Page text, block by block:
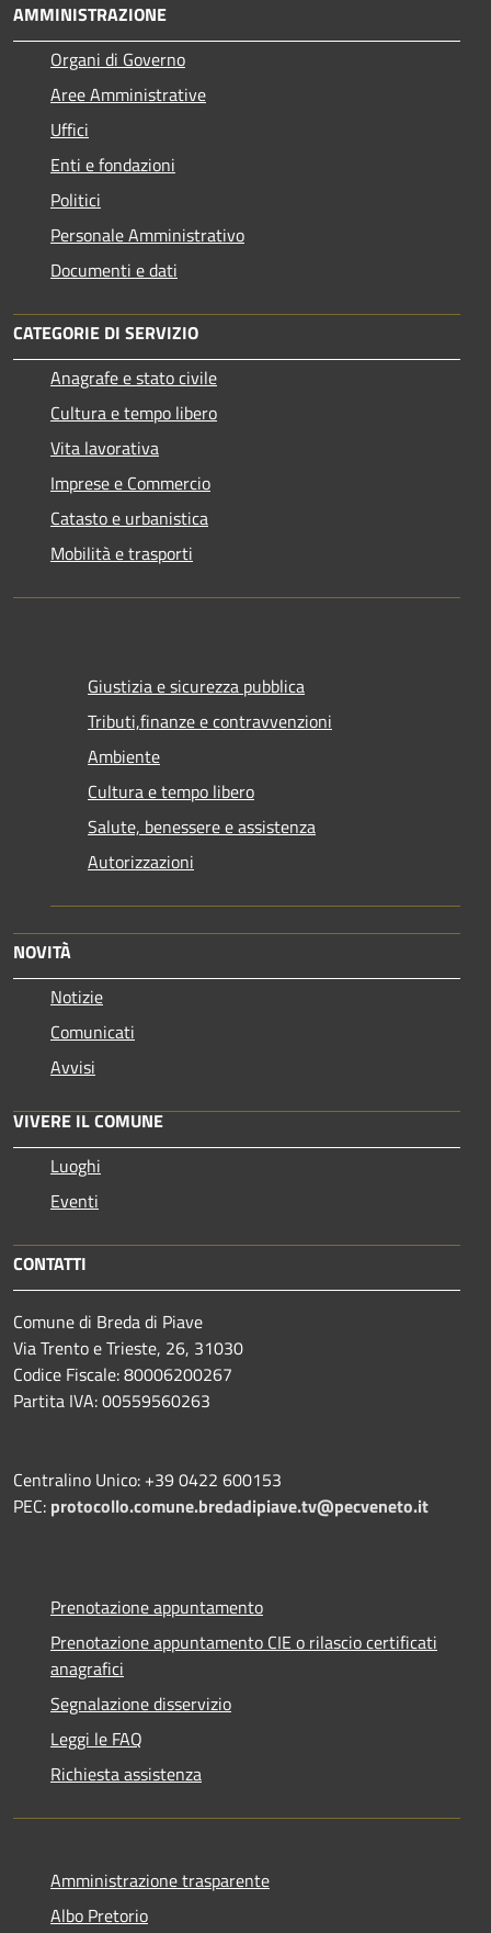
AMMINISTRAZIONE
Organi di Governo
Aree Amministrative
Uffici
Enti e fondazioni
Politici
Personale Amministrativo
Documenti e dati
CATEGORIE DI SERVIZIO
Anagrafe e stato civile
Cultura e tempo libero
Vita lavorativa
Imprese e Commercio
Catasto e urbanistica
Mobilità e trasporti
Giustizia e sicurezza pubblica
Tributi,finanze e contravvenzioni
Ambiente
Cultura e tempo libero
Salute, benessere e assistenza
Autorizzazioni
NOVITÀ
Notizie
Comunicati
Avvisi
VIVERE IL COMUNE
Luoghi
Eventi
CONTATTI
Comune di Breda di Piave
Via Trento e Trieste, 26, 31030
Codice Fiscale: 80006200267
Partita IVA: 00559560263
Centralino Unico: +39 0422 600153
PEC: protocollo.comune.bredadipiave.tv@pecveneto.it
Prenotazione appuntamento
Prenotazione appuntamento CIE o rilascio certificati
anagrafici
Segnalazione disservizio
Leggi le FAQ
Richiesta assistenza
Amministrazione trasparente
Albo Pretorio